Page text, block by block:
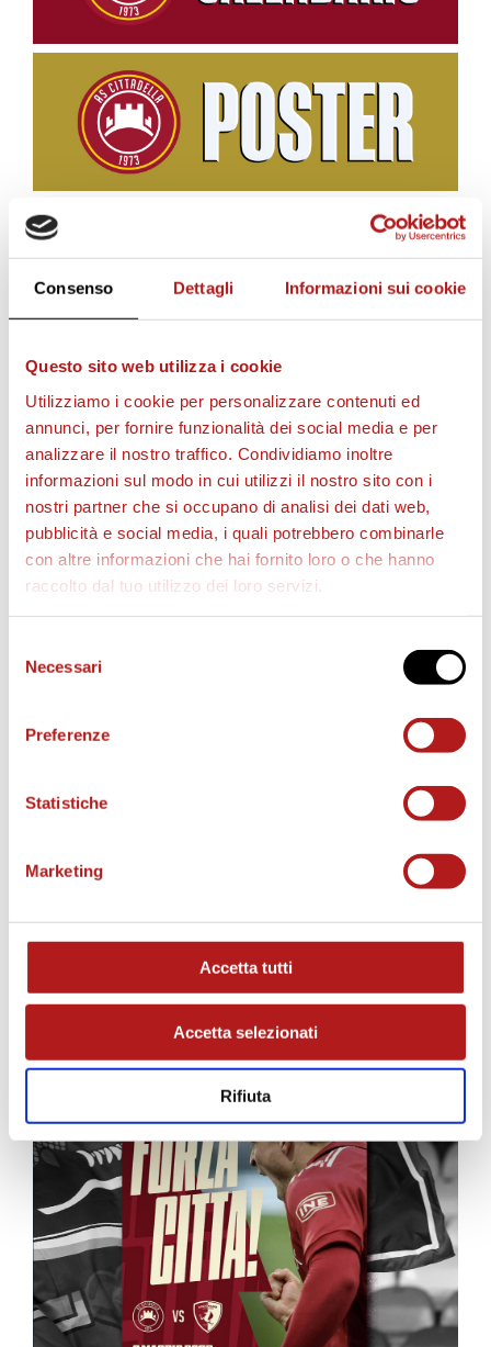
Consenso Dettagli Informazioni sui cookie
Questo sito web utilizza i cookie
Utilizziamo i cookie per personalizzare contenuti ed
annunci, per fornire funzionalità dei social media e per
analizzare il nostro traffico. Condividiamo inoltre
informazioni sul modo in cui utilizzi il nostro sito con i
nostri partner che si occupano di analisi dei dati web,
pubblicità e social media, i quali potrebbero combinarle
con altre informazioni che hai fornito loro o che hanno
raccolto dal tuo utilizzo dei loro servizi.
delNecessari
Preferenze
Statistiche
Marketing
Accetta tutti
Accetta selezionati
Rifiuta
BIGLIETTI
AS CITTADELLA STORE
MATCH PROGRAM